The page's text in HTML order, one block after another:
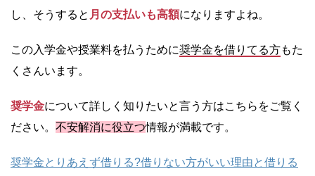
し、そうすると 月の支払いも高額になりますよね。
この入学金や授業料を払うために奨学金を借りてる方もた
くさんいます。
奨学金について詳しく知りたいと言う方はこちらをご覧く
ださい。 不安解消に役立つ情報が満載です。
奨学金とりあえず借りる?借りない方がいい理由と借りる